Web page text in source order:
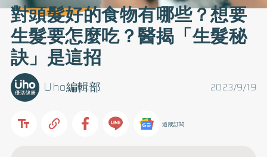
對頭髮好的食物有哪些？想要
生髮要怎麼吃？醫揭「生髮秘
訣」是這招
2023/9/19
Uho編輯部
追蹤訂閱